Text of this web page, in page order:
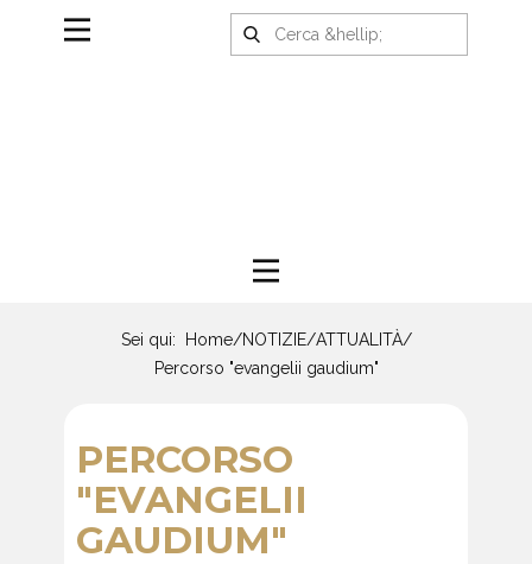
Sei qui: Home/NOTIZIE/ATTUALITÀ/
Percorso "evangelii gaudium"
PERCORSO
"EVANGELII
GAUDIUM"